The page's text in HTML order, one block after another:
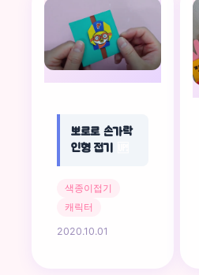
뽀로로 손가락
인형 접기
색종이접기
캐릭터
2020.10.01